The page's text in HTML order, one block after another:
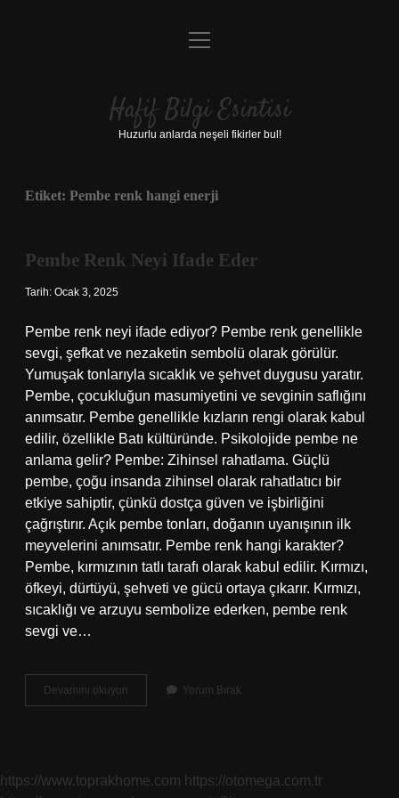
Anasayfa
Yasal Uyarı
menüyü
Hafif Bilgi Esintisi
Huzurlu anlarda neşeli fikirler bul!
Etiket: Pembe renk hangi enerji
Pembe Renk Neyi Ifade Eder
Tarih: Ocak 3, 2025
Pembe renk neyi ifade ediyor? Pembe renk genellikle
sevgi, şefkat ve nezaketin sembolü olarak görülür.
Yumuşak tonlarıyla sıcaklık ve şehvet duygusu yaratır.
Pembe, çocukluğun masumiyetini ve sevginin saflığını
anımsatır. Pembe genellikle kızların rengi olarak kabul
edilir, özellikle Batı kültüründe. Psikolojide pembe ne
anlama gelir? Pembe: Zihinsel rahatlama. Güçlü
pembe, çoğu insanda zihinsel olarak rahatlatıcı bir
etkiye sahiptir, çünkü dostça güven ve işbirliğini
çağrıştırır. Açık pembe tonları, doğanın uyanışının ilk
meyvelerini anımsatır. Pembe renk hangi karakter?
Pembe, kırmızının tatlı tarafı olarak kabul edilir. Kırmızı,
öfkeyi, dürtüyü, şehveti ve gücü ortaya çıkarır. Kırmızı,
sıcaklığı ve arzuyu sembolize ederken, pembe renk
sevgi ve…
Devamını okuyun
Renk
Yorum Bırak
https://www.toprakhome.com https://otomega.com.tr